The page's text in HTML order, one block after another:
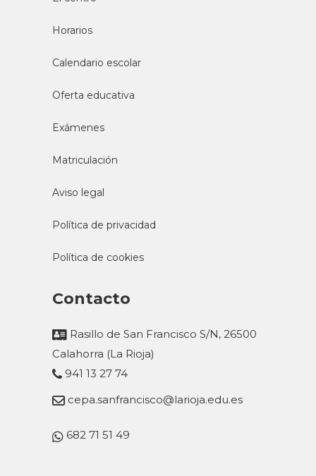
Horarios
Calendario escolar
Oferta educativa
Exámenes
Matriculación
Aviso legal
Política de privacidad
Política de cookies
Contacto
Rasillo de San Francisco S/N, 26500
Calahorra (La Rioja)
941 13 27 74
cepa.sanfrancisco@larioja.edu.es
682 71 51 49